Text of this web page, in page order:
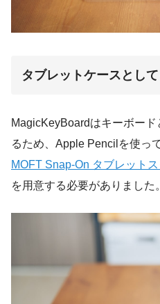
タブレットケースとし
MagicKeyBoardはキーボー
るため、Apple Pencilを使っ
MOFT Snap-On タブレット
を用意する必要がありました。